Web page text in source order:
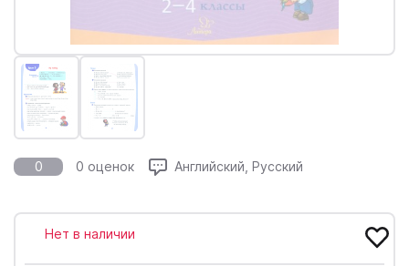
0 0 оценок Английский, Русский
Нет в наличии